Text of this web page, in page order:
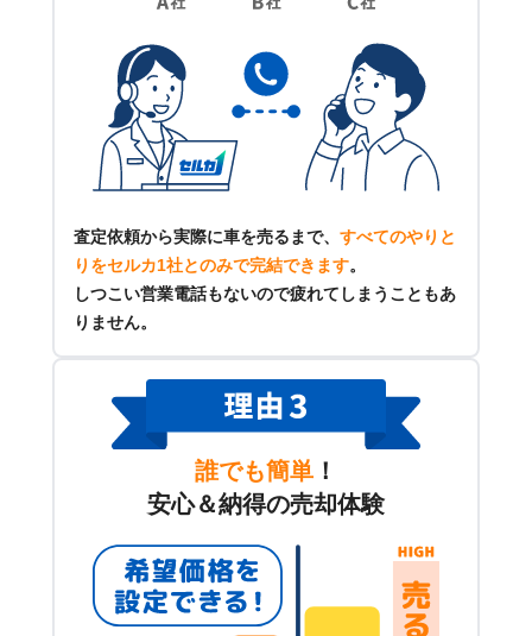
査定依頼から実際に車を売るまで、 すべてのやりと
りをセルカ1社とのみで完結できます。
しつこい営業電話もないので疲れてしまうこともあ
りません。
誰でも簡単 ！
安心＆納得の売却体験